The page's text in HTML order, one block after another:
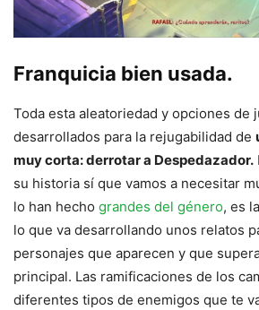
Franquicia bien usada.
Toda esta aleatoriedad y opciones de
desarrollados para la rejugabilidad de
muy corta: derrotar a Despedazador.
su historia sí que vamos a necesitar
lo han hecho grandes del género, es
lo que va desarrollando unos relatos
personajes que aparecen y que
principal. Las ramificaciones de los
diferentes tipos de enemigos que te